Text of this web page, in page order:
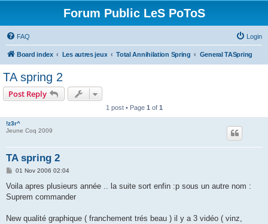
Forum Public LeS PoToS
FAQ Login
Board index Les autres jeux Total Annihilation Spring General TASpring
TA spring 2
Post Reply
1 post • Page 1 of 1
!z3r^
Jeune Coq 2009
TA spring 2
P
s
01 Nov 2006 02:04
Voila apres plusieurs année .. la suite sort enfin :p sous un autre nom :
Suprem commander
New qualité graphique ( franchement trés beau ) il y a 3 vidéo ( vinz,